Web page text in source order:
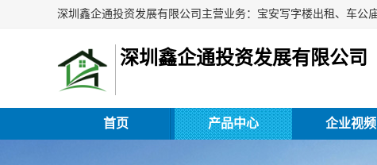
深圳鑫企通投资发展有限公司
首页 产品中心 企业视频